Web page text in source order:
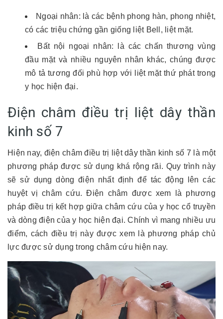
Ngoại nhân: là các bệnh phong hàn, phong nhiệt,
có các triệu chứng gần giống liệt Bell, liệt mặt.
Bất nội ngoại nhân: là các chấn thương vùng
đầu mặt và nhiều nguyên nhân khác, chúng được
mô tả tương đối phù hợp với liệt mặt thứ phát trong
y học hiện đại.
Điện châm điều trị liệt dây thần
kinh số 7
Hiện nay, điện châm điều trị liệt dây thần kinh số 7 là một
phương pháp được sử dụng khá rộng rãi. Quy trình này
sẽ sử dụng dòng điện nhất định để tác động lên các
huyệt vị châm cứu. Điện châm được xem là phương
pháp điều trị kết hợp giữa châm cứu của y học cổ truyền
và dòng điện của y học hiện đại. Chính vì mang nhiều ưu
điểm, cách điều trị này được xem là phương pháp chủ
lực được sử dụng trong châm cứu hiện nay.